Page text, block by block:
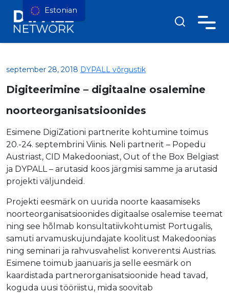
september 28, 2018 DYPALL võrgustik
Digiteerimine – digitaalne osalemine
noorteorganisatsioonides
Esimene DigiZationi partnerite kohtumine toimus
20.-24. septembrini Viinis. Neli partnerit – Popedu
Austriast, CID Makedooniast, Out of the Box Belgiast
ja DYPALL – arutasid koos järgmisi samme ja arutasid
projekti väljundeid.
Projekti eesmärk on uurida noorte kaasamiseks
noorteorganisatsioonides digitaalse osalemise teemat
ning see hõlmab konsultatiivkohtumist Portugalis,
samuti arvamuskujundajate koolitust Makedoonias
ning seminari ja rahvusvahelist konverentsi Austrias.
Esimene toimub jaanuaris ja selle eesmärk on
kaardistada partnerorganisatsioonide head tavad,
koguda uusi tööriistu, mida soovitab
Estonian